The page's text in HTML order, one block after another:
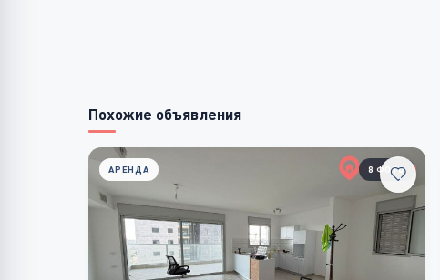
Похожие объявления
8 ФОТО
АРЕНДА